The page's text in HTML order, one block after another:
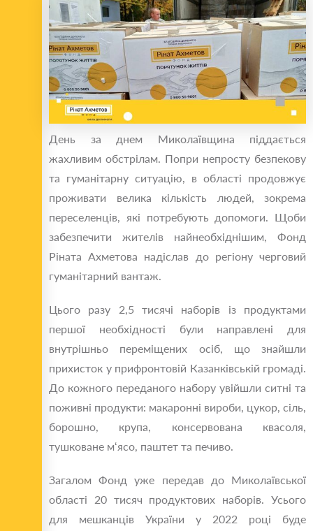
День за днем Миколаївщина піддається
жахливим обстрілам. Попри непросту безпекову
та гуманітарну ситуацію, в області продовжує
проживати велика кількість людей, зокрема
переселенців, які потребують допомоги. Щоби
забезпечити жителів найнеобхіднішим, Фонд
Ріната Ахметова надіслав до регіону черговий
гуманітарний вантаж.
Цього разу 2,5 тисячі наборів із продуктами
першої необхідності були направлені для
внутрішньо переміщених осіб, що знайшли
прихисток у прифронтовій Казанківській громаді.
До кожного переданого набору увійшли ситні та
поживні продукти: макаронні вироби, цукор, сіль,
борошно, крупа, консервована квасоля,
тушковане м‘ясо, паштет та печиво.
Загалом Фонд уже передав до Миколаївської
області 20 тисяч продуктових наборів. Усього
для мешканців України у 2022 році буде